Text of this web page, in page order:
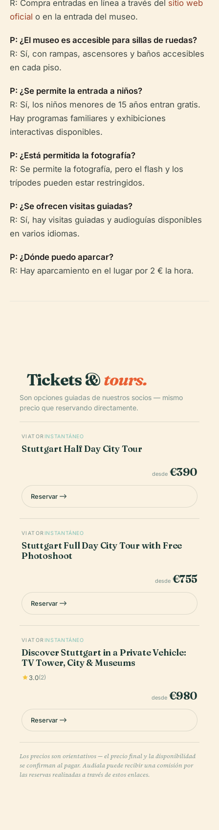
R: Compra entradas en línea a través del sitio web
oficial o en la entrada del museo.
P: ¿El museo es accesible para sillas de ruedas?
R: Sí, con rampas, ascensores y baños accesibles
en cada piso.
P: ¿Se permite la entrada a niños?
R: Sí, los niños menores de 15 años entran gratis.
Hay programas familiares y exhibiciones
interactivas disponibles.
P: ¿Está permitida la fotografía?
R: Se permite la fotografía, pero el flash y los
trípodes pueden estar restringidos.
P: ¿Se ofrecen visitas guiadas?
R: Sí, hay visitas guiadas y audioguías disponibles
en varios idiomas.
P: ¿Dónde puedo aparcar?
R: Hay aparcamiento en el lugar por 2 € la hora.
Tickets &tours.
Son opciones guiadas de nuestros socios — mismo
precio que reservando directamente.
VIATOR INSTANTÁNEO
Stuttgart Half Day City Tour
desde €390
Reservar
VIATOR INSTANTÁNEO
Stuttgart Full Day City Tour with Free
Photoshoot
desde €755
Reservar
VIATOR INSTANTÁNEO
Discover Stuttgart in a Private Vehicle:
TV Tower, City & Museums
3.0(2)
desde €980
Reservar
Los precios son orientativos — el precio final y la disponibilidad
se confirman al pagar. Audiala puede recibir una comisión por
las reservas realizadas a través de estos enlaces.